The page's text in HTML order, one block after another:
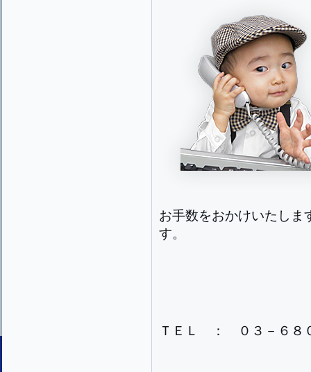
お手数をおかけいたしま
す。
ＴＥＬ ： ０３－６８